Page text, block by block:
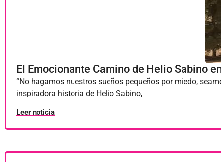
El Emocionante Camino de Helio Sabino
“No hagamos nuestros sueños pequeños por miedo,
inspiradora historia de Helio Sabino,
Leer noticia